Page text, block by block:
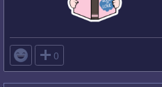
 0